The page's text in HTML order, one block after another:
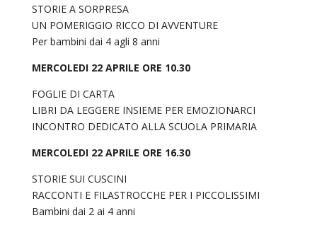
STORIE A SORPRESA
UN POMERIGGIO RICCO DI AVVENTURE
Per bambini dai 4 agli 8 anni
MERCOLEDI 22 APRILE ORE 10.30
FOGLIE DI CARTA
LIBRI DA LEGGERE INSIEME PER EMOZIONARCI
INCONTRO DEDICATO ALLA SCUOLA PRIMARIA
MERCOLEDI 22 APRILE ORE 16.30
STORIE SUI CUSCINI
RACCONTI E FILASTROCCHE PER I PICCOLISSIMI
Bambini dai 2 ai 4 anni